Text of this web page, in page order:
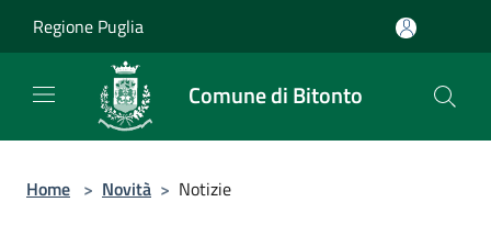
Regione Puglia
Comune di Bitonto
Home > Novità > Notizie